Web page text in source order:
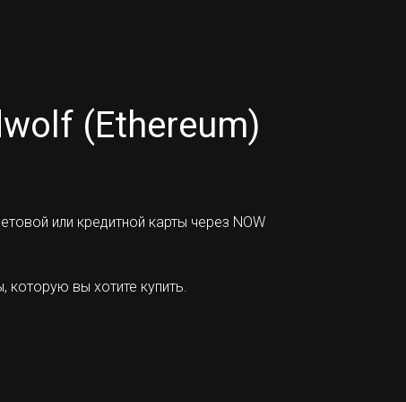
(Ethereum)
или кредитной карты через NOW
которую вы хотите купить.